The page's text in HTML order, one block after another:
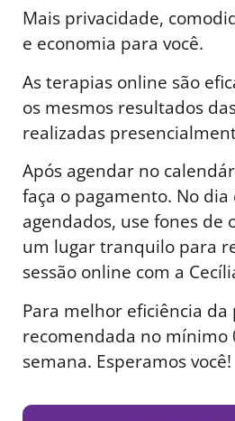
Mais privacidade,
e economia para você.
As terapias online são
os mesmos resultados
realizadas
Após agendar no
faça o pagamento. No
agendados, use fones de
um lugar tranquilo para
sessão online com a
Para melhor eficiência da
recomendada no mínimo
semana. Esperamos você!